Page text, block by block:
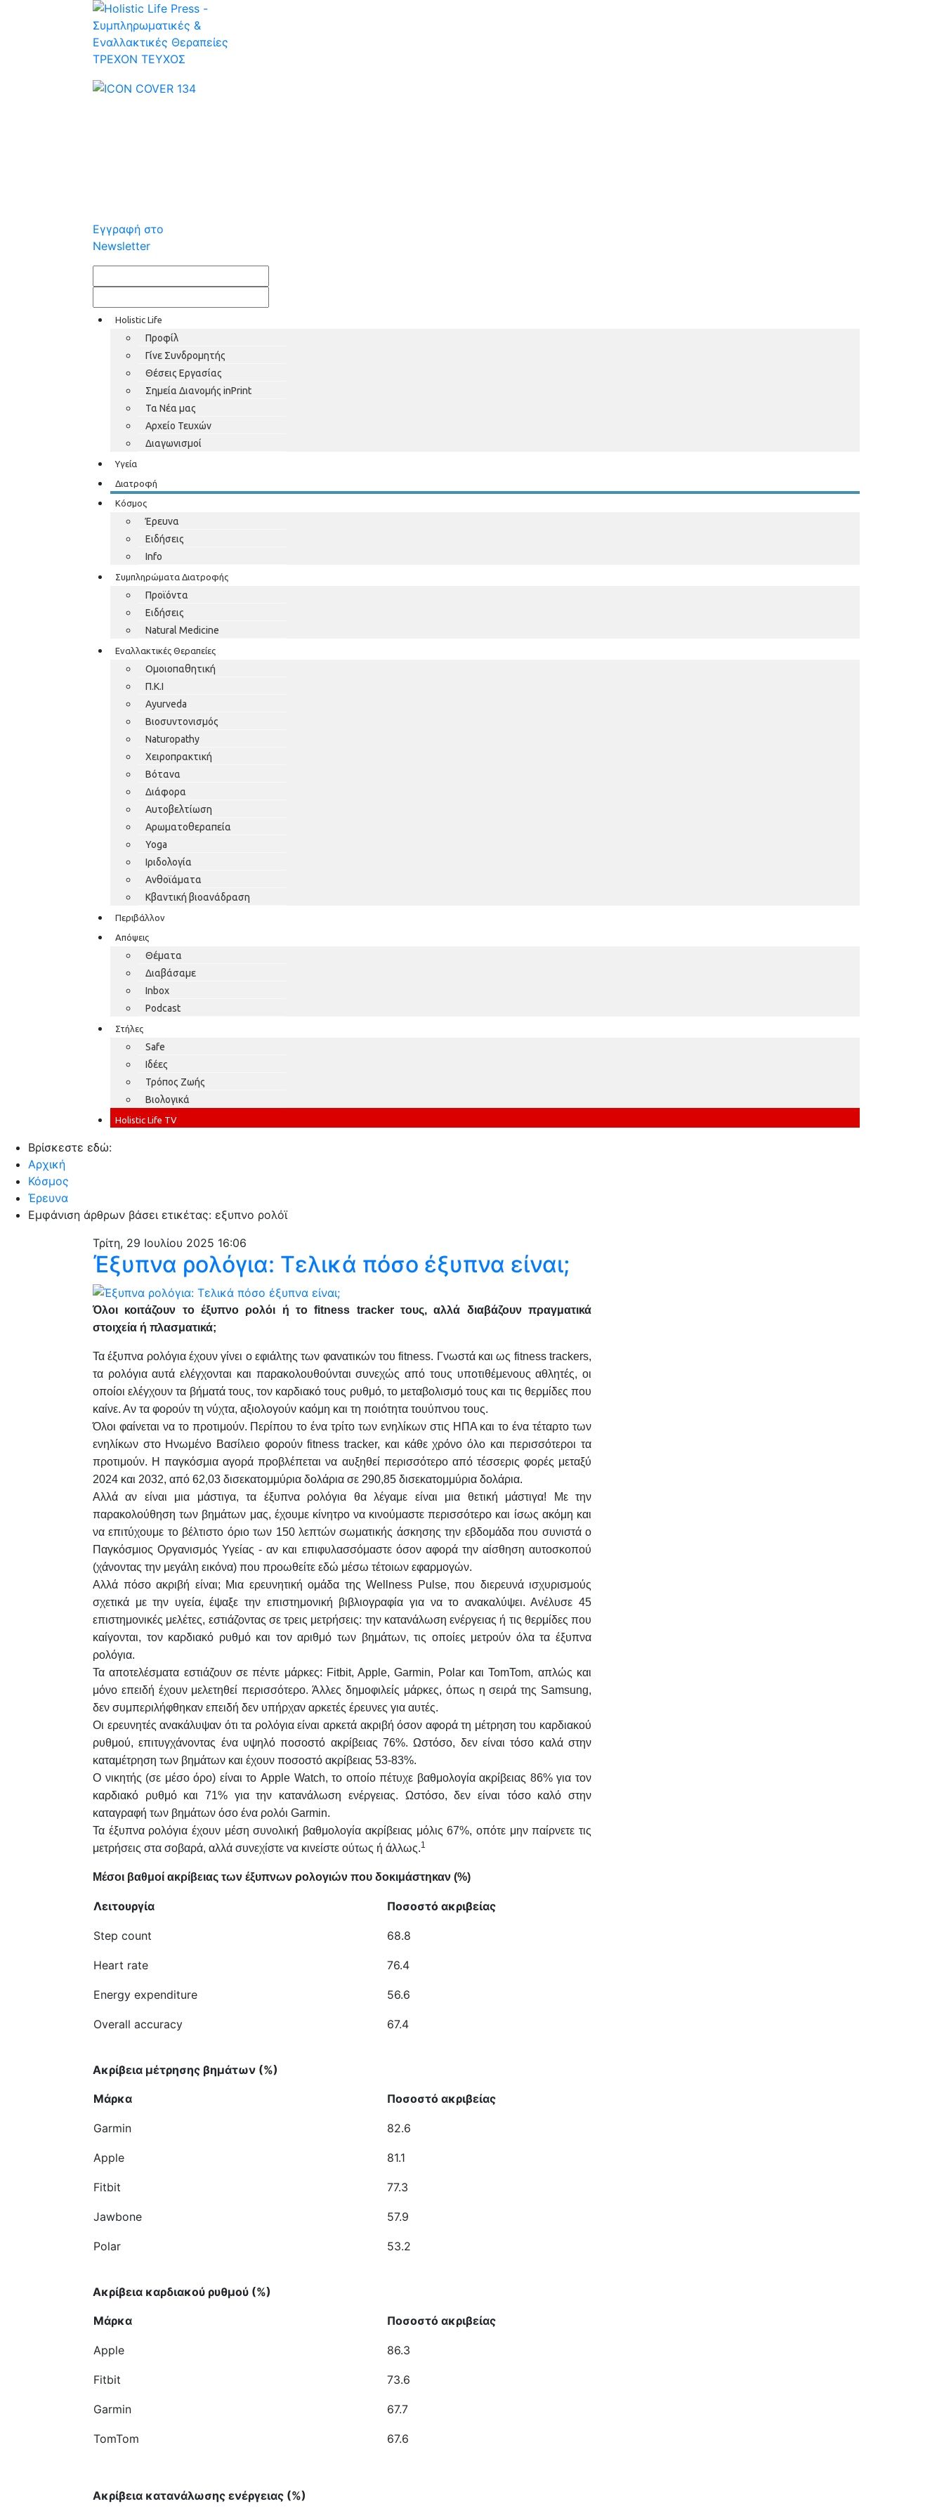
ΤΡΕΧOΝ ΤΕΥΧΟΣ
Εγγραφή στο
Newsletter
Holistic Life
Προφίλ
Γίνε Συνδρομητής
Θέσεις Εργασίας
Σημεία Διανομής inPrint
Τα Νέα μας
Αρχείο Τευχών
Διαγωνισμοί
Υγεία
Διατροφή
Κόσμος
Έρευνα
Ειδήσεις
Info
Συμπληρώματα Διατροφής
Προϊόντα
Ειδήσεις
Natural Medicine
Εναλλακτικές Θεραπείες
Ομοιοπαθητική
Π.Κ.Ι
Ayurveda
Βιοσυντονισμός
Naturopathy
Χειροπρακτική
Βότανα
Διάφορα
Αυτοβελτίωση
Αρωματοθεραπεία
Yoga
Ιριδολογία
Ανθοϊάματα
Κβαντική βιοανάδραση
Περιβάλλον
Απόψεις
Θέματα
Διαβάσαμε
Inbox
Podcast
Στήλες
Safe
Ιδέες
Τρόπος Ζωής
Βιολογικά
Holistic Life TV
Βρίσκεστε εδώ:
Αρχική
Κόσμος
Έρευνα
Εμφάνιση άρθρων βάσει ετικέτας: εξυπνο ρολόϊ
Τρίτη, 29 Ιουλίου 2025 16:06
Έξυπνα ρολόγια: Τελικά πόσο έξυπνα είναι;
Όλοι κοιτάζουν το έξυπνο ρολόι ή το fitness tracker τους, αλλά διαβάζουν πραγματικά
στοιχεία ή πλασματικά;
Τα έξυπνα ρολόγια έχουν γίνει ο εφιάλτης των φανατικών του fitness. Γνωστά και ως fitness trackers,
τα ρολόγια αυτά ελέγχονται και παρακολουθούνται συνεχώς από τους υποτιθέμενους αθλητές, οι
οποίοι ελέγχουν τα βήματά τους, τον καρδιακό τους ρυθμό, το μεταβολισμό τους και τις θερμίδες που
καίνε. Αν τα φορούν τη νύχτα, αξιολογούν καόμη και τη ποιότητα τουύπνου τους.
Όλοι φαίνεται να το προτιμούν. Περίπου το ένα τρίτο των ενηλίκων στις ΗΠΑ και το ένα τέταρτο των
ενηλίκων στο Ηνωμένο Βασίλειο φορούν fitness tracker, και κάθε χρόνο όλο και περισσότεροι τα
προτιμούν. Η παγκόσμια αγορά προβλέπεται να αυξηθεί περισσότερο από τέσσερις φορές μεταξύ
2024 και 2032, από 62,03 δισεκατομμύρια δολάρια σε 290,85 δισεκατομμύρια δολάρια.
Αλλά αν είναι μια μάστιγα, τα έξυπνα ρολόγια θα λέγαμε είναι μια θετική μάστιγα! Με την
παρακολούθηση των βημάτων μας, έχουμε κίνητρο να κινούμαστε περισσότερο και ίσως ακόμη και
να επιτύχουμε το βέλτιστο όριο των 150 λεπτών σωματικής άσκησης την εβδομάδα που συνιστά ο
Παγκόσμιος Οργανισμός Υγείας - αν και επιφυλασσόμαστε όσον αφορά την αίσθηση αυτοσκοπού
(χάνοντας την μεγάλη εικόνα) που προωθείτε εδώ μέσω τέτοιων εφαρμογών.
Αλλά πόσο ακριβή είναι; Μια ερευνητική ομάδα της Wellness Pulse, που διερευνά ισχυρισμούς
σχετικά με την υγεία, έψαξε την επιστημονική βιβλιογραφία για να το ανακαλύψει. Ανέλυσε 45
επιστημονικές μελέτες, εστιάζοντας σε τρεις μετρήσεις: την κατανάλωση ενέργειας ή τις θερμίδες που
καίγονται, τον καρδιακό ρυθμό και τον αριθμό των βημάτων, τις οποίες μετρούν όλα τα έξυπνα
ρολόγια.
Τα αποτελέσματα εστιάζουν σε πέντε μάρκες: Fitbit, Apple, Garmin, Polar και TomTom, απλώς και
μόνο επειδή έχουν μελετηθεί περισσότερο. Άλλες δημοφιλείς μάρκες, όπως η σειρά της Samsung,
δεν συμπεριλήφθηκαν επειδή δεν υπήρχαν αρκετές έρευνες για αυτές.
Οι ερευνητές ανακάλυψαν ότι τα ρολόγια είναι αρκετά ακριβή όσον αφορά τη μέτρηση του καρδιακού
ρυθμού, επιτυγχάνοντας ένα υψηλό ποσοστό ακρίβειας 76%. Ωστόσο, δεν είναι τόσο καλά στην
καταμέτρηση των βημάτων και έχουν ποσοστό ακρίβειας 53-83%.
Ο νικητής (σε μέσο όρο) είναι το Apple Watch, το οποίο πέτυχε βαθμολογία ακρίβειας 86% για τον
καρδιακό ρυθμό και 71% για την κατανάλωση ενέργειας. Ωστόσο, δεν είναι τόσο καλό στην
καταγραφή των βημάτων όσο ένα ρολόι Garmin.
Τα έξυπνα ρολόγια έχουν μέση συνολική βαθμολογία ακρίβειας μόλις 67%, οπότε μην παίρνετε τις
μετρήσεις στα σοβαρά, αλλά συνεχίστε να κινείστε ούτως ή άλλως.1
Μέσοι βαθμοί ακρίβειας των έξυπνων ρολογιών που δοκιμάστηκαν (%)
Λειτουργία Ποσοστό ακριβείας
Step count 68.8
Heart rate 76.4
Energy expenditure 56.6
Overall accuracy 67.4
Ακρίβεια μέτρησης βημάτων (%)
Μάρκα Ποσοστό ακριβείας
Garmin 82.6
Apple 81.1
Fitbit 77.3
Jawbone 57.9
Polar 53.2
Ακρίβεια καρδιακού ρυθμού (%)
Μάρκα Ποσοστό ακριβείας
Apple 86.3
Fitbit 73.6
Garmin 67.7
TomTom 67.6
Ακρίβεια κατανάλωσης ενέργειας (%)